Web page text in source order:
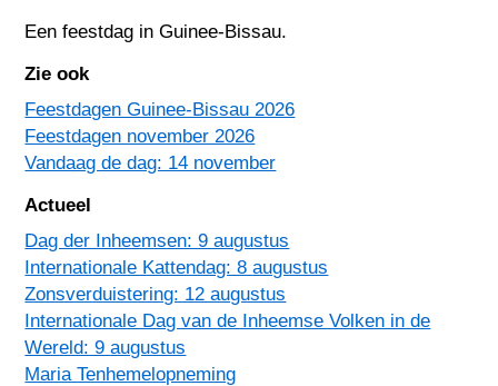
Een feestdag inGuinee-Bissau.
Zie ook
Feestdagen Guinee-Bissau 2026
Feestdagen november 2026
Vandaag de dag: 14 november
Actueel
Dag der Inheemsen: 9 augustus
Internationale Kattendag: 8 augustus
Zonsverduistering: 12 augustus
Internationale Dag van de Inheemse Volken in de
Wereld: 9 augustus
Maria Tenhemelopneming